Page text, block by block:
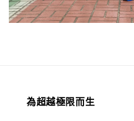
為超越極限而生